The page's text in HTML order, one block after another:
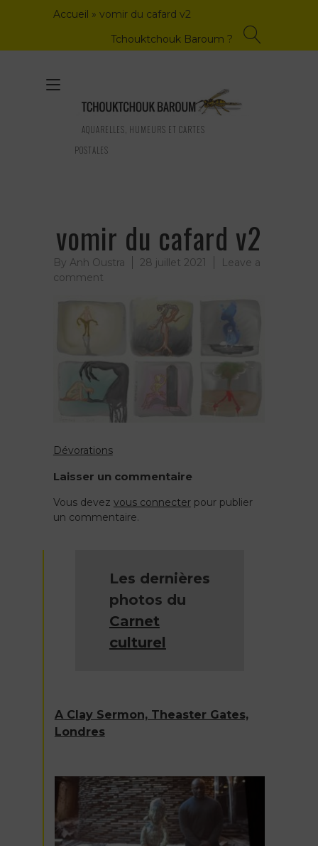
Accueil » vomir du cafard v2
Tchouktchouk Baroum ?
AQUARELLES, HUMEURS ET CARTES
POSTALES
Toggle
navigation
vomir du cafard v2
By Anh Oustra 28 juillet 2021
Leave a
commenton
Navigation
de
l’article
Dévorations
Laisser un commentaire
Vous devez vous connecterpour publier
un commentaire.
Les dernières
photos du
Carnet
culturel
A Clay Sermon, Theaster Gates,
Londres